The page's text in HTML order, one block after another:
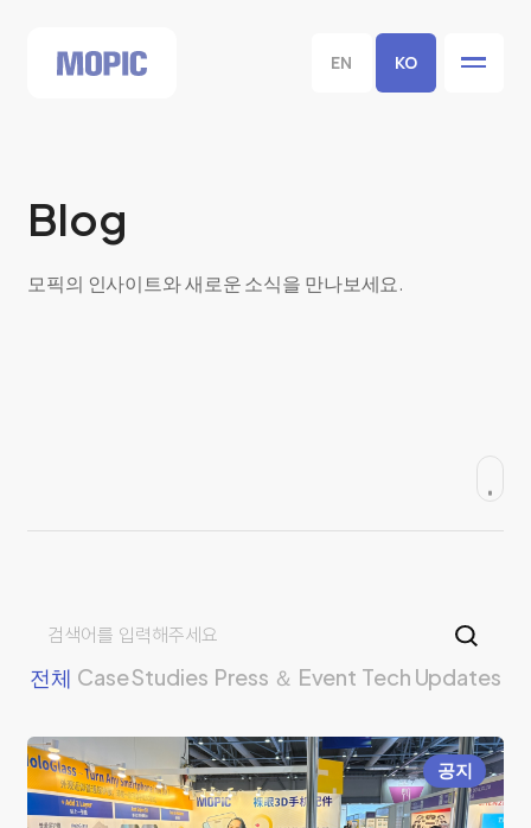
EN KO
Blog
모픽의 인사이트와 새로운 소식을 만나보세요.
전체 Case Studies Press ＆ Event Tech Updates
공지